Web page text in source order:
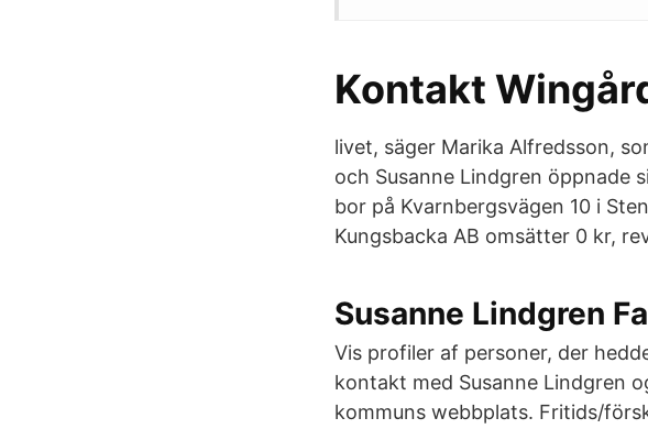
Kontakt
livet, säger Marika Alfredsson,
och Susanne Lindgren öppnade
bor på Kvarnbergsvägen 10 i
Kungsbacka AB omsätter 0 kr,
Susanne Lindgren
Vis profiler af personer, der
kontakt med Susanne Lindgren
kommuns webbplats. Fritids/